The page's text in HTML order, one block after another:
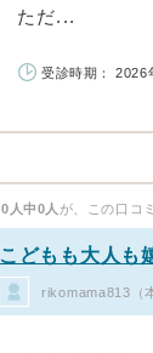
ただ...
受診時期： 2026
0人中0人 が、この口コ
こどもも大人も
rikomama813（